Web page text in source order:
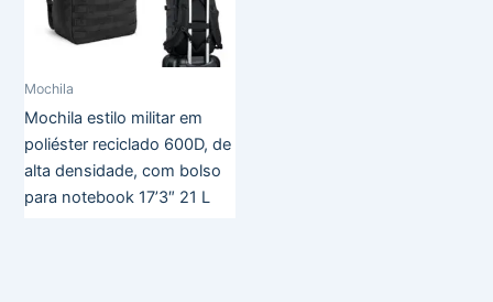
Mochila
Mochila estilo militar em
poliéster reciclado 600D, de
alta densidade, com bolso
para notebook 17’3″ 21 L